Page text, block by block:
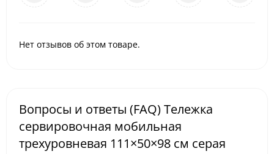
Нет отзывов об этом товаре.
Вопросы и ответы (FAQ) Тележка
сервировочная мобильная
трехуровневая 111×50×98 см серая